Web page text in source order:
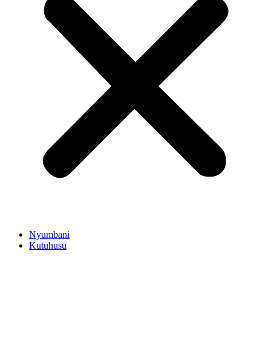
Nyumbani
Kutuhusu